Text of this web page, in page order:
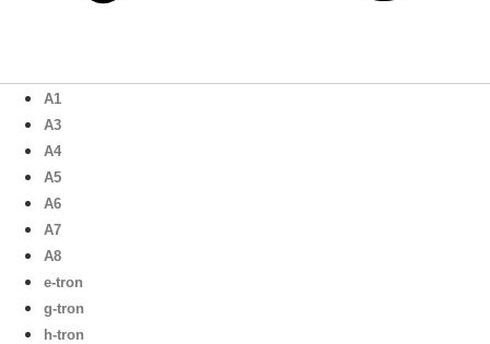
A1
A3
A4
A5
A6
A7
A8
e-tron
g-tron
h-tron